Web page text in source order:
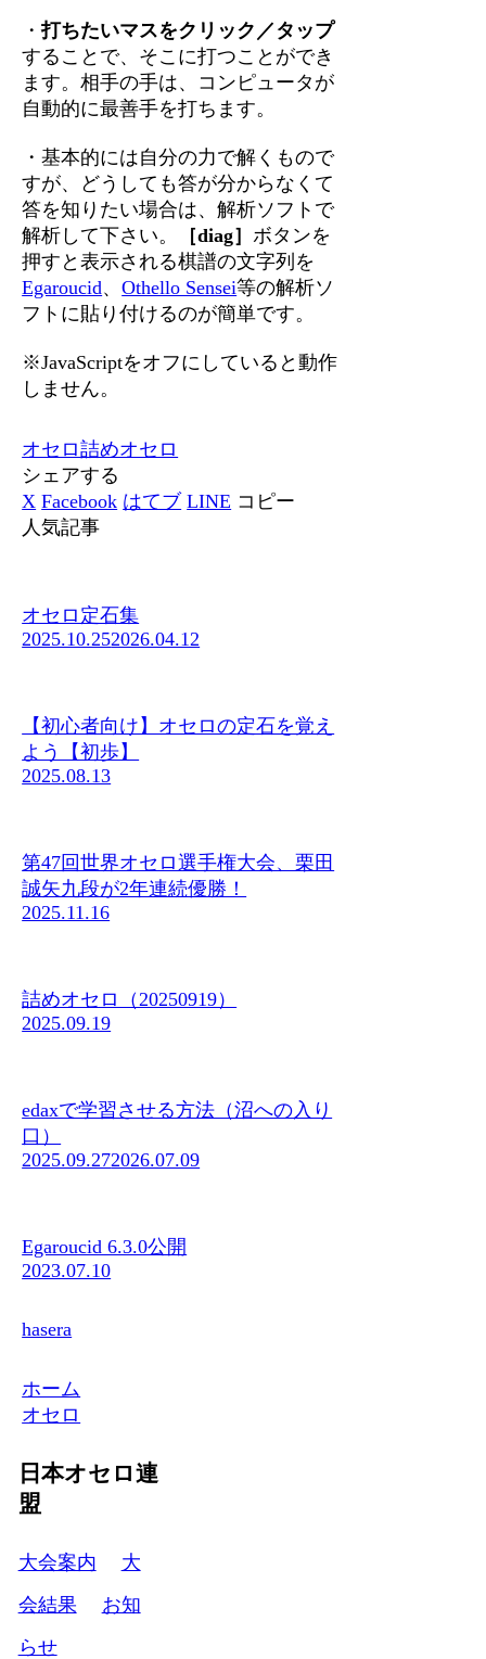
・打ちたいマスをクリック／タップ
することで、そこに打つことができ
ます。相手の手は、コンピュータが
自動的に最善手を打ちます。
・基本的には自分の力で解くもので
すが、どうしても答が分からなくて
答を知りたい場合は、解析ソフトで
解析して下さい。
［diag］ ボタンを
押すと表示される棋譜の文字列を
Egaroucid、Othello Sensei等の解析ソ
フトに貼り付けるのが簡単です。
※JavaScriptをオフにしていると動作
しません。
オセロ詰めオセロ
シェアする
X Facebook はてブ LINE コピー
人気記事
オセロ定石集
2025.10.252026.04.12
【初心者向け】オセロの定石を覚え
よう【初歩】
2025.08.13
第47回世界オセロ選手権大会、栗田
誠矢九段が2年連続優勝！
2025.11.16
詰めオセロ（20250919）
2025.09.19
edaxで学習させる方法（沼への入り
口）
2025.09.272026.07.09
Egaroucid 6.3.0公開
2023.07.10
hasera
ホーム
オセロ
日本オセロ連
盟
大会案内
大
会結果
お知
らせ